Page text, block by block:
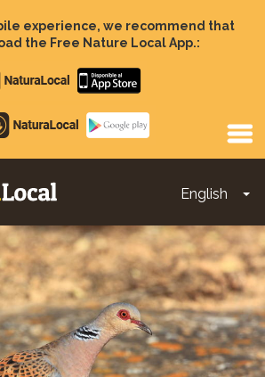
experience, we recommend that
the Free Nature Local App.:
Apple
store
Google
Play
English
Main
navigation